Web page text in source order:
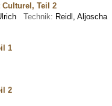
Teil 2
Technik: Reidl, Aljoscha
1
2